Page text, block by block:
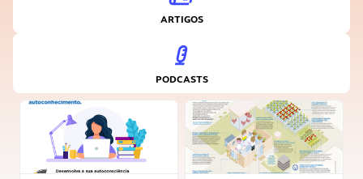
ARTIGOS
PODCASTS